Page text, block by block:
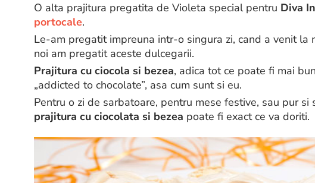
O alta prajitura pregatita de Violeta special pentru Diva
portocale.
Le-am pregatit impreuna intr-o singura zi, cand a venit la
noi am pregatit aceste dulcegarii.
Prajitura cu ciocola si bezea, adica tot ce poate fi mai
„addicted to chocolate”, asa cum sunt si eu.
Pentru o zi de sarbatoare, pentru mese festive, sau pur
prajitura cu ciocolata si bezea poate fi exact ce va doriti.